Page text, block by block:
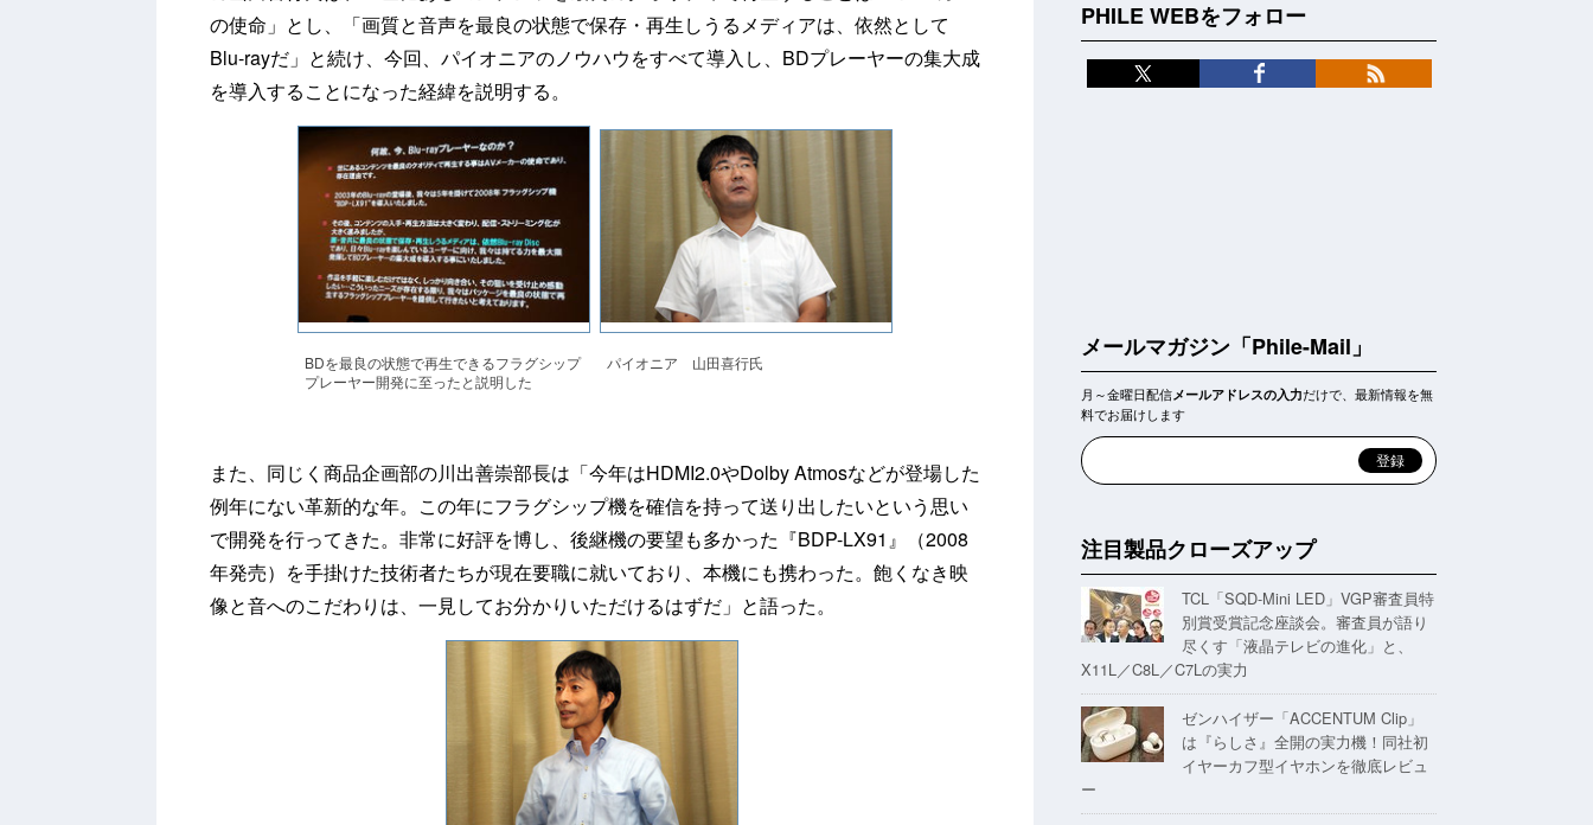
の使命」とし、「画質と音声を最良の状態で保存・再生しうるメディアは、依然として
Blu-rayだ」と続け、今回、パイオニアのノウハウをすべて導入し、BDプレーヤーの集大成
を導入することになった経緯を説明する。
BDを最良の状態で再生できるフラグシップ
プレーヤー開発に至ったと説明した
パイオニア 山田喜行氏
また、同じく商品企画部の川出善崇部長は「今年はHDMI2.0やDolby Atmosなどが登場した
例年にない革新的な年。この年にフラグシップ機を確信を持って送り出したいという思い
で開発を行ってきた。非常に好評を博し、後継機の要望も多かった『BDP-LX91』（2008
年発売）を手掛けた技術者たちが現在要職に就いており、本機にも携わった。飽くなき映
像と音へのこだわりは、一見してお分かりいただけるはずだ」と語った。
PHILE WEBをフォロー
メールマガジン「Phile-Mail」
月～金曜日配信メールアドレスの入力だけで、最新情報を無
料でお届けします
注目製品クローズアップ
TCL「SQD-Mini LED」VGP審査員特
別賞受賞記念座談会。審査員が語り
尽くす「液晶テレビの進化」と、
X11L／C8L／C7Lの実力
ゼンハイザー「ACCENTUM Clip」
は『らしさ』全開の実力機！同社初
イヤーカフ型イヤホンを徹底レビュ
ー